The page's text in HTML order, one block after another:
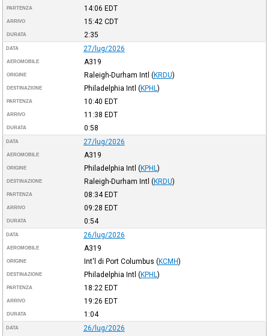
PARTENZA 14:06 EDT
ARRIVO 15:42 CDT
DURATA 2:35
DATA 27/lug/2026
AEROMOBILE A319
ORIGINE Raleigh-Durham Intl (KRDU)
DESTINAZIONE Philadelphia Intl (KPHL )
PARTENZA 10:40 EDT
ARRIVO 11:38 EDT
DURATA 0:58
DATA 27/lug/2026
AEROMOBILE A319
ORIGINE Philadelphia Intl (KPHL )
DESTINAZIONE Raleigh-Durham Intl (KRDU)
PARTENZA 08:34EDT
ARRIVO 09:28 EDT
DURATA 0:54
DATA 26/lug/2026
AEROMOBILE A319
ORIGINE Int'l di Port Columbus (KCMH)
DESTINAZIONE Philadelphia Intl (KPHL )
PARTENZA 18:22 EDT
ARRIVO 19:26 EDT
DURATA 1:04
DATA 26/lug/2026